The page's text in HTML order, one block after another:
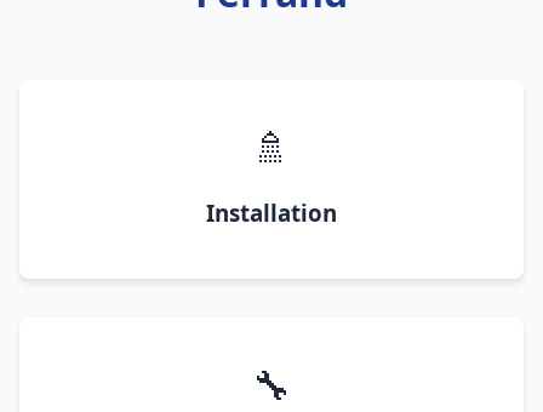
🚿
Installation
🔧